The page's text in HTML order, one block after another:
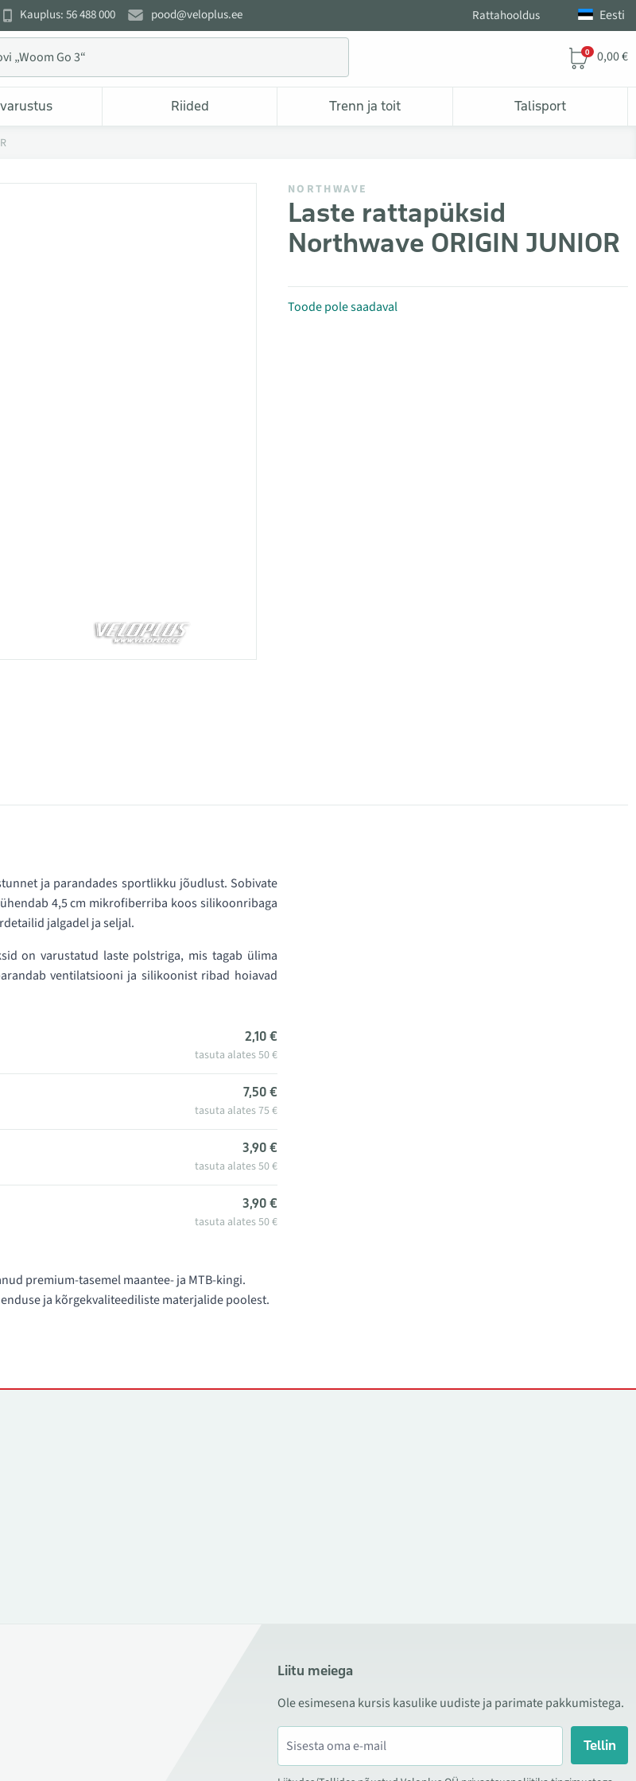
Kauplus: 56 488 000 pood@veloplus.ee Rattahooldus Eesti
0 0,00 €
Riided Trenn ja toit Talisport
NORTHWAVE
Laste rattapüksid
Northwave ORIGIN JUNIOR
Toode pole saadaval
ja parandades sportlikku jõudlust. Sobivate
4,5 cm mikrofiberriba koos silikoonribaga
jalgadel ja seljal.
on varustatud laste polstriga, mis tagab ülima
ventilatsiooni ja silikoonist ribad hoiavad
2,10 €
tasuta alates 50 €
7,50 €
tasuta alates 75 €
3,90 €
tasuta alates 50 €
3,90 €
tasuta alates 50 €
premium-tasemel maantee- ja MTB-kingi.
ja kõrgekvaliteediliste materjalide poolest.
Liitu meiega
Ole esimesena kursis kasulike uudiste ja parimate pakkumistega.
Tellin